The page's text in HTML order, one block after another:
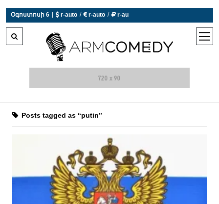
Օգոստոսի 6
0°C  Եղանակն այսօր չի աշխատում
open
Posts tagged as “putin”